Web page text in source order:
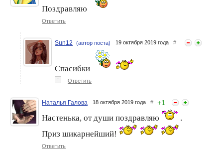
Поздравляю
Ответить
Sun12 (автор поста) 19 октября 2019 года #
Спасибки
↑ Ответить
Наталья Галова 18 октября 2019 года # +1
Настенька, от души поздравляю
.
Приз шикарнейший!
Ответить